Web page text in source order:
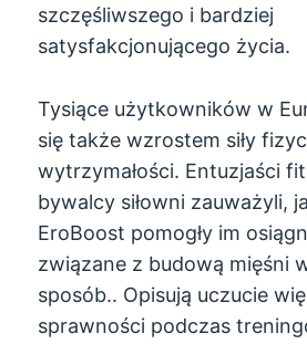
szczęśliwszego i bardziej
satysfakcjonującego życia.
Tysiące użytkowników w
się także wzrostem siły
wytrzymałości. Entuzjaści
bywalcy siłowni zauważyli,
EroBoost pomogły im
związane z budową mięśni
sposób.. Opisują uczucie
sprawności podczas